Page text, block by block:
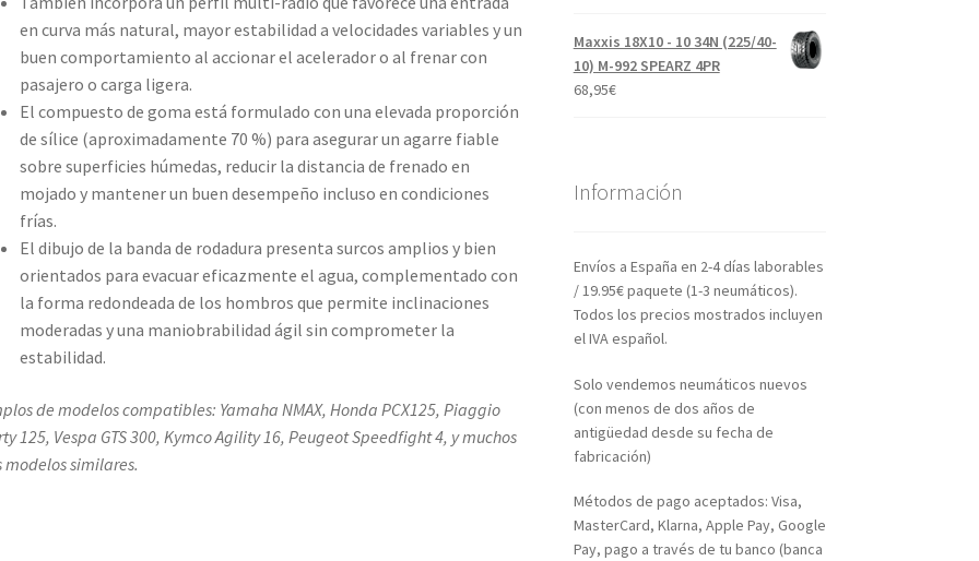
en curva más natural, mayor estabilidad a velocidades variables y un
buen comportamiento al accionar el acelerador o al frenar con
pasajero o carga ligera.
El compuesto de goma está formulado con una elevada proporción
de sílice (aproximadamente 70 %) para asegurar un agarre fiable
sobre superficies húmedas, reducir la distancia de frenado en
mojado y mantener un buen desempeño incluso en condiciones
frías.
El dibujo de la banda de rodadura presenta surcos amplios y bien
orientados para evacuar eficazmente el agua, complementado con
la forma redondeada de los hombros que permite inclinaciones
moderadas y una maniobrabilidad ágil sin comprometer la
estabilidad.
de modelos compatibles: Yamaha NMAX, Honda PCX125, Piaggio
125, Vespa GTS 300, Kymco Agility 16, Peugeot Speedfight 4, y muchos
modelos similares.
Maxxis 18X10 - 10 34N (225/40-
10) M-992 SPEARZ 4PR
68,95€
Información
Envíos a España en 2-4 días laborables
/ 19.95€ paquete (1-3 neumáticos).
Todos los precios mostrados incluyen
el IVA español.
Solo vendemos neumáticos nuevos
(con menos de dos años de
antigüedad desde su fecha de
fabricación)
Métodos de pago aceptados: Visa,
MasterCard, Klarna, Apple Pay, Google
Pay, pago a través de tu banco (banca